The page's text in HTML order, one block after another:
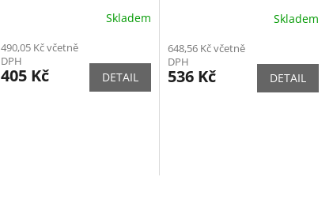
Skladem
490,05 Kč včetně
DPH
405 Kč DETAIL
Skladem
648,56 Kč včetně
DPH
536 Kč DETAIL